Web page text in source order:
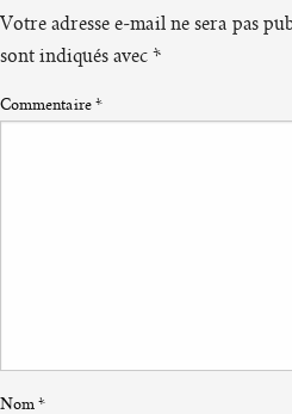
l’article
Votre adresse e-mail ne sera pas
sont indiqués avec *
Commentaire *
Nom *